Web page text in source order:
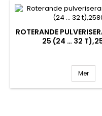
ROTERANDE
25 (24 … 32
Mer